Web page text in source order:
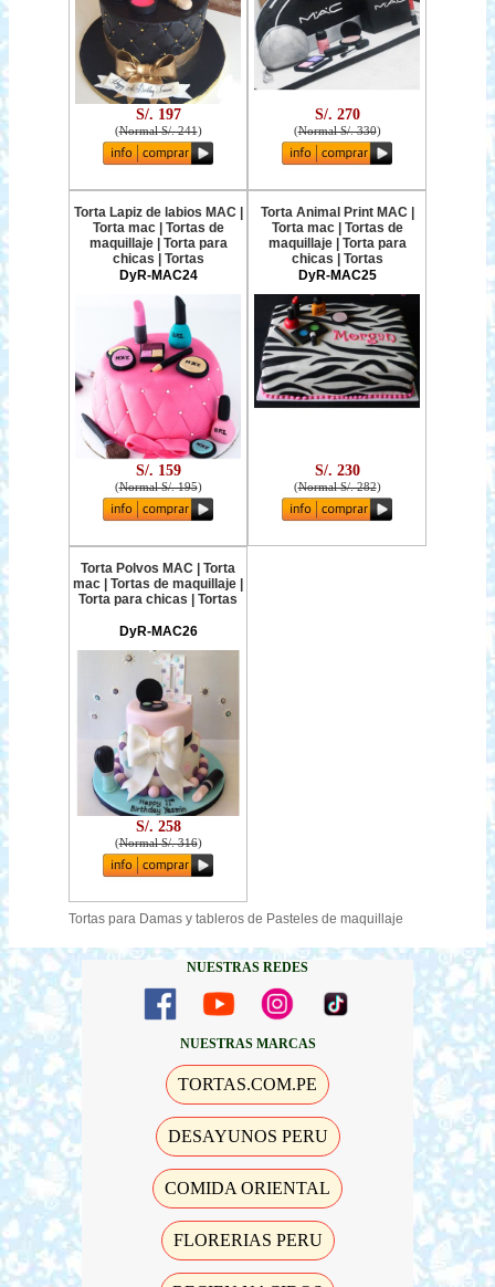
S/. 197
(Normal S/. 241)
S/. 270
(Normal S/. 330)
Torta Lapiz de labios MAC |
Torta mac | Tortas de
maquillaje | Torta para
chicas | Tortas
DyR-MAC24
S/. 159
(Normal S/. 195)
Torta Animal Print MAC |
Torta mac | Tortas de
maquillaje | Torta para
chicas | Tortas
DyR-MAC25
S/. 230
(Normal S/. 282)
Torta Polvos MAC | Torta
mac | Tortas de maquillaje |
Torta para chicas | Tortas
DyR-MAC26
S/. 258
(Normal S/. 316)
Tortas para Damas y tableros de Pasteles de maquillaje
NUESTRAS REDES
NUESTRAS MARCAS
TORTAS.COM.PE
DESAYUNOS PERU
COMIDA ORIENTAL
FLORERIAS PERU